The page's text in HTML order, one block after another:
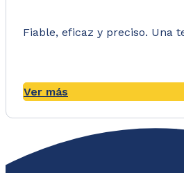
Fiable, eficaz y preciso. Una
Ver más